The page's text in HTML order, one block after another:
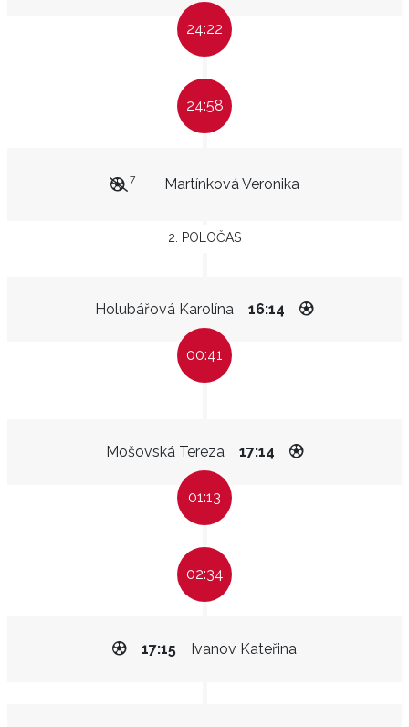
24:22
24:58
Martínková Veronika
7
2. POLOČAS
Holubářová Karolína 16:14
00:41
Mošovská Tereza 17:14
01:13
02:34
Ivanov Kateřina
17:15